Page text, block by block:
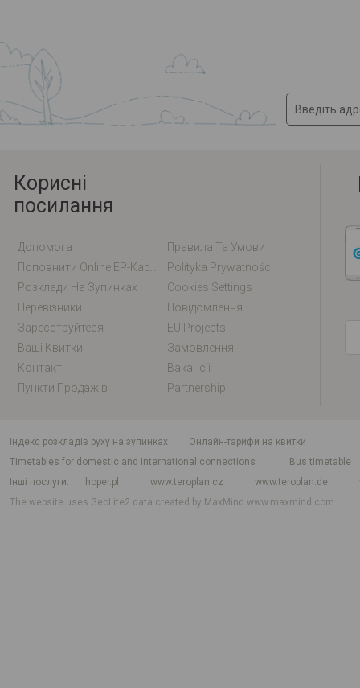
Корисні
посилання
Допомога
Правила Та Умови
Polityka Prywatności
Розклади На Зупинках
Cookies Settings
Перевізники
Повідомлення
Зареєструйтеся
EU Projects
Ваші Квитки
Замовлення
Контакт
Вакансії
Пункти Продажів
Partnership
індекс розкладів руху на зупинках
Онлайн-тарифи на квитки
Timetables for domestic and international connections
Bus timetable
Інші послуги
hoper.pl www.teroplan.cz www.teroplan.de
The website uses GeoLite2 data created by MaxMindwww.maxmind.com